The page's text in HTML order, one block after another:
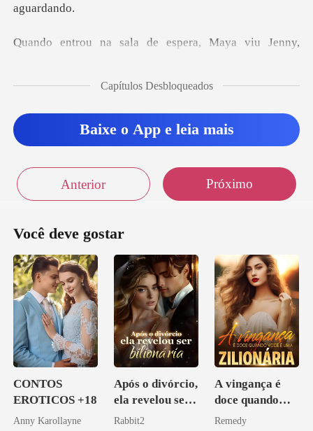
espera, Maya viu Jenny,
Capítulos Desbloqueados
Baixe o App e leia mais
Anterior Próximo
Você deve gostar
CONTOS
EROTICOS +18
Anny Karollayne
Após o divórcio,
ela revelou ser
bilionária
Rabbit2
A vingança é
doce quando
você é uma
Remedy